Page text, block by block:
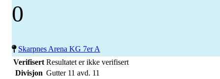
0
Skarpnes Arena KG 7er A
Verifisert Resultatet er ikke verifisert
Divisjon Gutter 11 avd. 11